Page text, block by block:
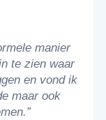
manier
te zien waar
en vond ik
maar ook